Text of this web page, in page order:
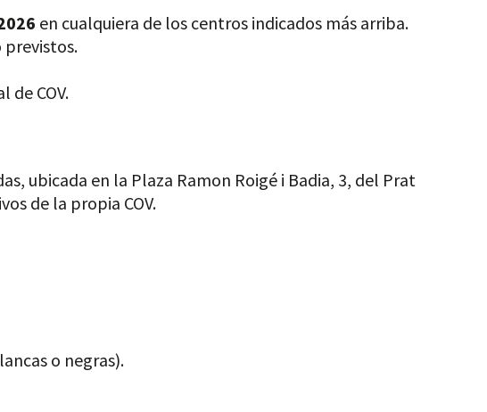
en cualquiera de los centros indicados más arriba.
previstos.
de COV.
ubicada en la Plaza Ramon Roigé i Badia, 3, del Prat
de la propia COV.
o negras).